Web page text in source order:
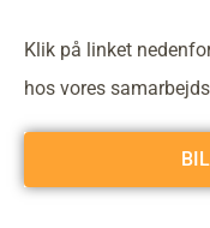
Klik på linket
hos vores